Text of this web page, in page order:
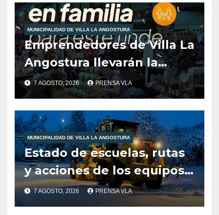
reinantes en la región
MUNICIPALIDAD DE VILLA LA ANGOSTURA
Emprendedores de Villa La
Angostura llevarán la
producción local a Tienda
de Sabores.
7 AGOSTO, 2026 PRENSA VLA
MUNICIPALIDAD DE VILLA LA ANGOSTURA
Estado de escuelas, rutas
y acciones de los equipos
municipales – Villa La
Angostura – 7 de agosto –
7 AGOSTO, 2026 PRENSA VLA